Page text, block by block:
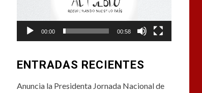
00:00 00:58
ENTRADAS RECIENTES
Anuncia la Presidenta Jornada Nacional de